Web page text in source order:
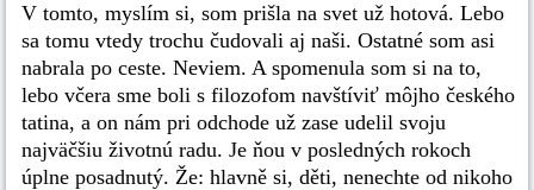
V tomto, myslím si, som prišla na svet už hotová. Lebo
sa tomu vtedy trochu čudovali aj naši. Ostatné som asi
nabrala po ceste. Neviem. A spomenula som si na to,
lebo včera sme boli s filozofom navštíviť môjho českého
tatina, a on nám pri odchode už zase udelil svoju
najväčšiu životnú radu. Je ňou v posledných rokoch
úplne posadnutý. Že: hlavně si, děti, nenechte od nikoho